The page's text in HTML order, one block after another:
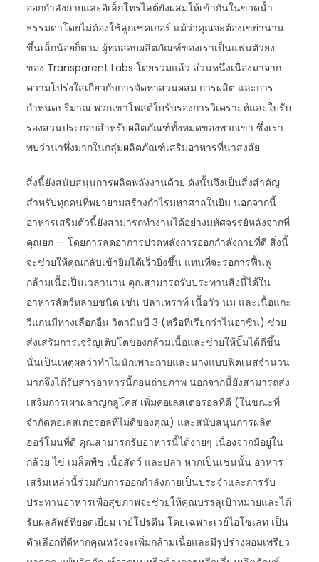
ออกกำลังกายและอิเล็กโทรไลต์ยังผสมให้เข้ากันในขวดน้ำ
ธรรมดาโดยไม่ต้องใช้ลูกเชคเกอร์ แม้ว่าคุณจะต้องเขย่านาน
ขึ้นเล็กน้อยก็ตาม ผู้ทดสอบผลิตภัณฑ์ของเราเป็นแฟนตัวยง
ของ Transparent Labs โดยรวมแล้ว ส่วนหนึ่งเนื่องมาจาก
ความโปร่งใสเกี่ยวกับการจัดหาส่วนผสม การผลิต และการ
กำหนดปริมาณ พวกเขาโพสต์ใบรับรองการวิเคราะห์และใบรับ
รองส่วนประกอบสำหรับผลิตภัณฑ์ทั้งหมดของพวกเขา ซึ่งเรา
พบว่าน่าทึ่งมากในกลุ่มผลิตภัณฑ์เสริมอาหารที่น่าสงสัย
สิ่งนี้ยังสนับสนุนการผลิตพลังงานด้วย ดังนั้นจึงเป็นสิ่งสำคัญ
สำหรับทุกคนที่พยายามสร้างกำไรมหาศาลในยิม นอกจากนี้
อาหารเสริมตัวนี้ยังสามารถทำงานได้อย่างมหัศจรรย์หลังจากที่
คุณยก — โดยการลดอาการปวดหลังการออกกำลังกายที่ดี สิ่งนี้
จะช่วยให้คุณกลับเข้ายิมได้เร็วยิ่งขึ้น แทนที่จะรอการฟื้นฟู
กล้ามเนื้อเป็นเวลานาน คุณสามารถรับประทานสิ่งนี้ได้ใน
อาหารสัตว์หลายชนิด เช่น ปลาเทราท์ เนื้อวัว นม และเนื้อแกะ
วีแกนมีทางเลือกอื่น วิตามินบี 3 (หรือที่เรียกว่าไนอาซิน) ช่วย
ส่งเสริมการเจริญเติบโตของกล้ามเนื้อและช่วยให้ปั๊มได้ดีขึ้น
นั่นเป็นเหตุผลว่าทำไมนักเพาะกายและนางแบบฟิตเนสจำนวน
มากจึงได้รับสารอาหารนี้ก่อนถ่ายภาพ นอกจากนี้ยังสามารถส่ง
เสริมการเผาผลาญกลูโคส เพิ่มคอเลสเตอรอลที่ดี (ในขณะที่
จำกัดคอเลสเตอรอลที่ไม่ดีของคุณ) และสนับสนุนการผลิต
ฮอร์โมนที่ดี คุณสามารถรับอาหารนี้ได้ง่ายๆ เนื่องจากมีอยู่ใน
กล้วย ไข่ เมล็ดพืช เนื้อสัตว์ และปลา หากเป็นเช่นนั้น อาหาร
เสริมเหล่านี้ร่วมกับการออกกำลังกายเป็นประจำและการรับ
ประทานอาหารเพื่อสุขภาพจะช่วยให้คุณบรรลุเป้าหมายและได้
รับผลลัพธ์ที่ยอดเยี่ยม เวย์โปรตีน โดยเฉพาะเวย์ไอโซเลท เป็น
ตัวเลือกที่ดีหากคุณหวังจะเพิ่มกล้ามเนื้อและมีรูปร่างผอมเพรียว